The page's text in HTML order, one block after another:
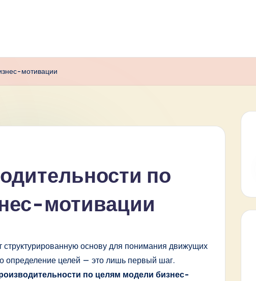
мотивации
по
мотивации
основу для понимания движущих
определение целей — это лишь первый шаг.
по целям модели бизнес-